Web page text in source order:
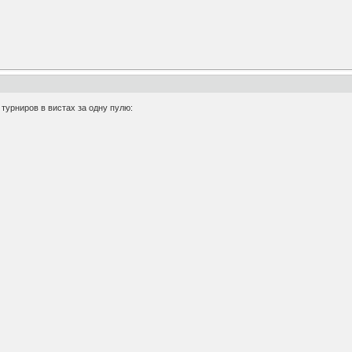
в вистах за одну пулю: